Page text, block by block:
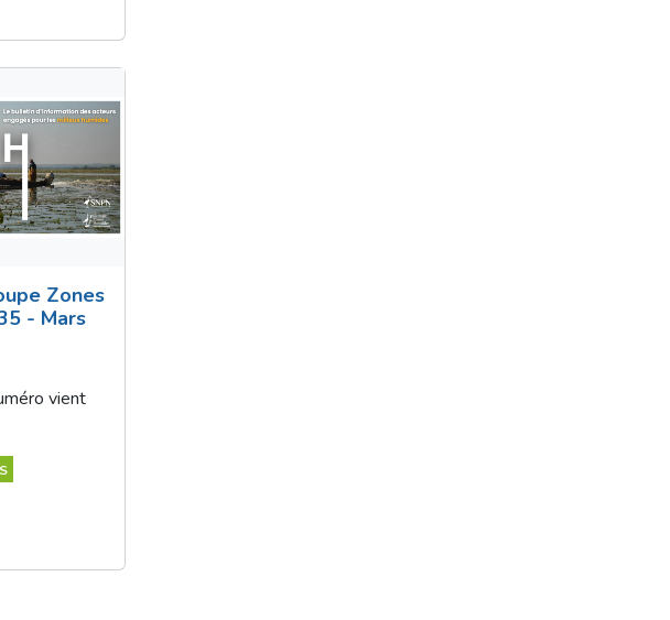
Zones
- Mars
vient